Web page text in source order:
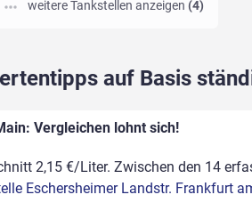
weitere Tankstellen anzeigen (4)
auf Basis
Vergleichen lohnt sich!
2,15 €/Liter. Zwischen den 14
Eschersheimer Landstr. Frankfurt